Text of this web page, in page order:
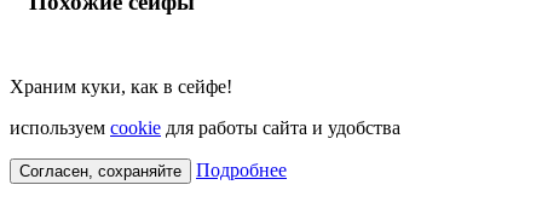
Храним куки, как в сейфе!
используем cookie для работы сайта и удобства
Согласен, сохраняйте Подробнее